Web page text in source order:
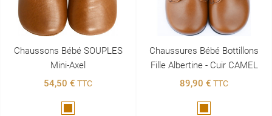
Chaussons Bébé SOUPLES
Mini-Axel
54,50 € TTC
Chaussures Bébé Bottillons
Fille Albertine - Cuir CAMEL
89,90 € TTC